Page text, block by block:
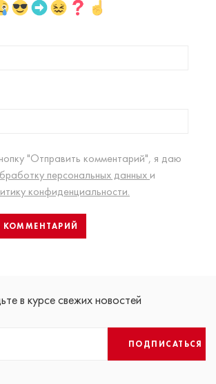
"Отправить комментарий", я даю
персональных данных и
конфиденциальности.
в курсе свежих новостей
ПОДПИСАТЬСЯ